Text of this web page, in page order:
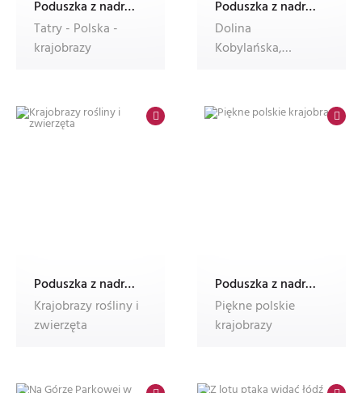
Poduszka z nadrukiem Dec'n'Roll, ze zdjęciem, foto poduszka
Tatry - Polska -
krajobrazy
Poduszka z nadrukiem Dec'n'Roll, ze zdjęciem, foto poduszka
Dolina
Kobylańska,
Polska, t
Poduszka z nadrukiem Dec'n'Roll, ze zdjęciem, foto poduszka
Krajobrazy rośliny i
zwierzęta
Poduszka z nadrukiem Dec'n'Roll, ze zdjęciem, foto poduszka
Piękne polskie
krajobrazy